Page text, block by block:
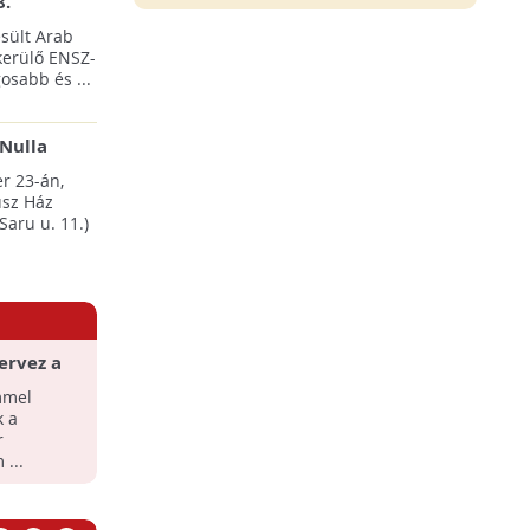
Arab
ENSZ-
és ...
23-án,
Ház
u. 11.)
a
a
...